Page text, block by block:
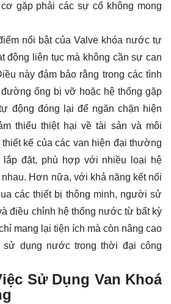
gặp phải các sự cố không mong
nổi bật của Valve khóa nước tự
động liên tục mà không cần sự can
này đảm bảo rằng trong các tình
ống bị vỡ hoặc hệ thống gặp
động đóng lại để ngăn chặn hiện
thiểu thiệt hại về tài sản và môi
kế của các van hiện đại thường
lắp đặt, phù hợp với nhiều loại hệ
Hơn nữa, với khả năng kết nối
các thiết bị thông minh, người sử
điều chỉnh hệ thống nước từ bất kỳ
mang lại tiện ích mà còn nâng cao
sử dụng nước trong thời đại công
Sử Dụng Van Khoá